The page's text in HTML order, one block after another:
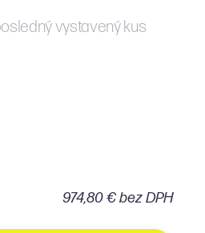
vystavený kus
974,80 € bez DPH